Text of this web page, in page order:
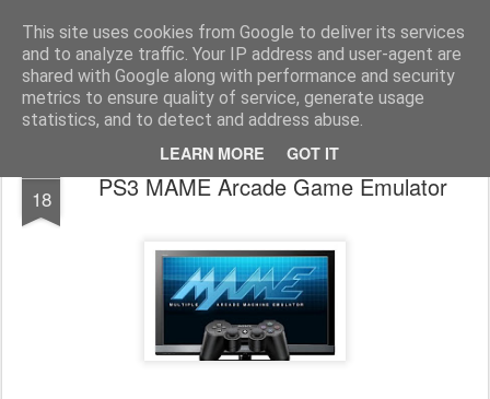
This site uses cookies from Google to deliver its services
and to analyze traffic. Your IP address and user-agent are
shared with Google along with performance and security
metrics to ensure quality of service, generate usage
statistics, and to detect and address abuse.
LEARN MORE GOT IT
www.psjailbreak.gr Καλωσήρθατε στο No1 site για τις κονσόλες Playstation στην Ελλάδα
Pages
18 PS3 MAME Arcade Game Emulator